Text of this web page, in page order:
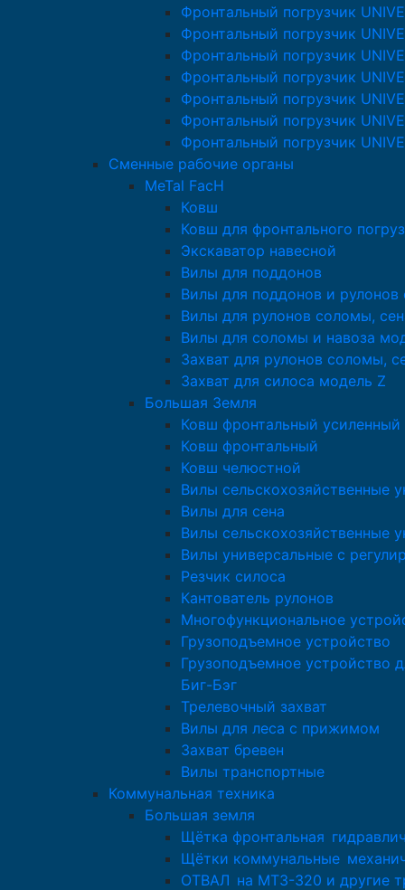
Фронтальный погрузчик
Фронтальный погрузчик
Фронтальный погрузчик
Фронтальный погрузчик
Фронтальный погрузчик
Фронтальный погрузчик
Фронтальный погрузчик
Сменные рабочие органы
MeTal FacH
Ковш
Ковш для фронтального
Экскаватор навесной
Вилы для поддонов
Вилы для поддонов и рулонов
Вилы для рулонов соломы,
Вилы для соломы и навоза
Захват для рулонов соломы,
Захват для силоса модель Z
Большая Земля
Ковш фронтальный усиленный
Ковш фронтальный
Ковш челюстной
Вилы сельскохозяйственные
Вилы для сена
Вилы сельскохозяйственные
Вилы универсальные с
Резчик силоса
Кантователь рулонов
Многофункциональное
Грузоподъемное устройство
Грузоподъемное устройство
Биг-Бэг
Трелевочный захват
Вилы для леса с прижимом
Захват бревен
Вилы транспортные
Коммунальная техника
Большая земля
Щётка фронтальная
Щётки коммунальные
ОТВАЛ на МТЗ-320 и другие